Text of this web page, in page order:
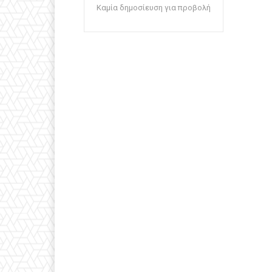
Καμία δημοσίευση για προβολή